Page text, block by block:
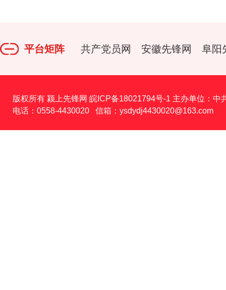
平台矩阵 共产党员网 安徽先锋网 阜阳
版权所有 颍上先锋网 皖ICP备18021794号-1 主办单位：中
电话：0558-4430020 信箱：ysdydj4430020@163.com